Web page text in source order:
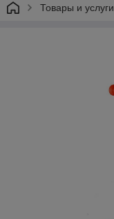
Товары и услуги